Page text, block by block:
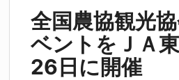
全国農協観光
ベントをＪＡ
26日に開催